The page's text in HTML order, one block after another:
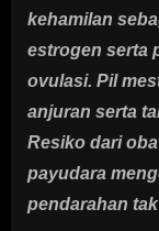
kehamilan
estrogen serta
ovulasi. Pil
anjuran serta
Resiko dari
payudara
pendarahan